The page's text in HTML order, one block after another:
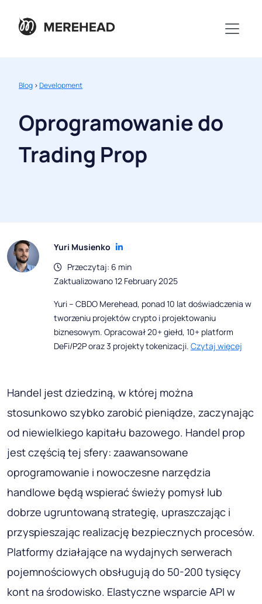
Blog >Development
Oprogramowanie do
Trading Prop
Yuri Musienko
Przeczytaj: 6 min
Zaktualizowano 12 February 2025
Yuri – CBDO Merehead, ponad 10 lat doświadczenia w
tworzeniu projektów crypto i projektowaniu
biznesowym. Opracował 20+ giełd, 10+ platform
DeFi/P2P oraz 3 projekty tokenizacji. Czytaj więcej
Handel jest dziedziną, w której można
stosunkowo szybko zarobić pieniądze, zaczynając
od niewielkiego kapitału bazowego. Handel prop
jest częścią tej sfery: zaawansowane
oprogramowanie i nowoczesne narzędzia
handlowe będą wspierać świeży pomysł lub
dobrze ugruntowaną strategię, upraszczając i
przyspieszając realizację bezpiecznych procesów.
Platformy działające na wydajnych serwerach
pojemnościowych obsługują do 50-200 tysięcy
kont na środowisko. Elastyczne wsparcie API w